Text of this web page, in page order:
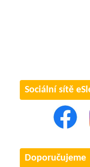
Sociální sítě
Doporučujeme